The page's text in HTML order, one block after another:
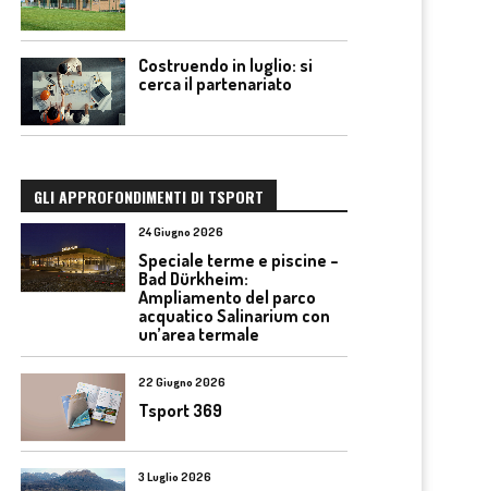
Costruendo in luglio: si
cerca il partenariato
GLI APPROFONDIMENTI DI TSPORT
24 Giugno 2026
Speciale terme e piscine –
Bad Dürkheim:
Ampliamento del parco
acquatico Salinarium con
un’area termale
22 Giugno 2026
Tsport 369
3 Luglio 2026